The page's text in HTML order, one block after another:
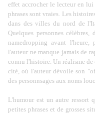
effet accrocher le lecteur en
phrases sont vraies. Les
dans des villes du nord de
Quelques personnes
namedropping avant l'heure,
l'auteur ne manque jamais de
connu l'histoire. Un réalisme
cité, où l'auteur dévoile son
des personnsages aux noms
L'humour est un autre ressort
petites phrases et de grosses